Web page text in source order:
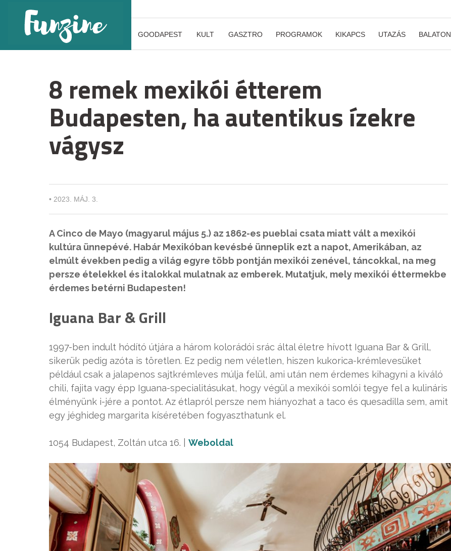
GOODAPEST KULT GASZTRO PROGRAMOK KIKAPCS UTAZÁS BALATON
8 remek mexikói étterem
Budapesten, ha autentikus ízekre
vágysz
• 2023. MÁJ. 3.
A Cinco de Mayo (magyarul május 5.) az 1862-es pueblai csata miatt vált a mexikói
kultúra ünnepévé. Habár Mexikóban kevésbé ünneplik ezt a napot, Amerikában, az
elmúlt években pedig a világ egyre több pontján mexikói zenével, táncokkal, na meg
persze ételekkel és italokkal mulatnak az emberek. Mutatjuk, mely mexikói éttermekbe
érdemes betérni Budapesten!
Iguana Bar & Grill
1997-ben indult hódító útjára a három kolorádói srác által életre hívott Iguana Bar & Grill,
sikerük pedig azóta is töretlen. Ez pedig nem véletlen, hiszen kukorica-krémlevesüket
például csak a jalapenos sajtkrémleves múlja felül, ami után nem érdemes kihagyni a kiváló
chili, fajita vagy épp Iguana-specialitásukat, hogy végül a mexikói somlói tegye fel a kulináris
élményünk i-jére a pontot. Az étlapról persze nem hiányozhat a taco és quesadilla sem, amit
egy jéghideg margarita kíséretében fogyaszthatunk el.
1054 Budapest, Zoltán utca 16. | Weboldal